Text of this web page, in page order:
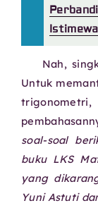
Istimewa
Nah,
Untuk
soal-soal
buku LKS
yang
Yuni Astuti